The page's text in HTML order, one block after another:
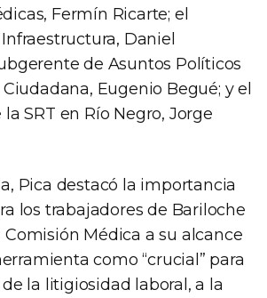
Fermín Ricarte; el
Daniel
de Asuntos Políticos
Eugenio Begué; y el
SRT en Río Negro, Jorge
Pica destacó la importancia
los trabajadores de Bariloche
Médica a su alcance
como “crucial” para
la litigiosidad laboral, a la